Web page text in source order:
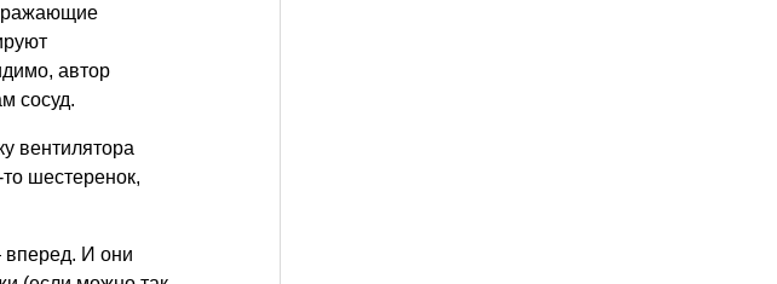
автор
сосуд.
вентилятора
шестеренок,
вперед. И они